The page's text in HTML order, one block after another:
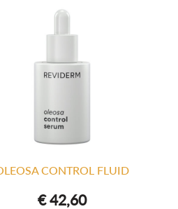
CONTROL FLUID
€42,60